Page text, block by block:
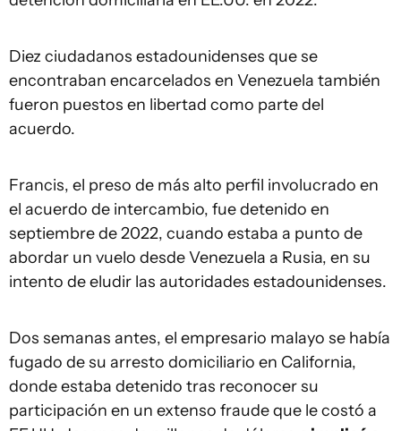
Diez ciudadanos estadounidenses que se
encontraban encarcelados en Venezuela también
fueron puestos en libertad como parte del
acuerdo.
Francis, el preso de más alto perfil involucrado en
el acuerdo de intercambio, fue detenido en
septiembre de 2022, cuando estaba a punto de
abordar un vuelo desde Venezuela a Rusia, en su
intento de eludir las autoridades estadounidenses.
Dos semanas antes, el empresario malayo se había
fugado de su arresto domiciliario en California,
donde estaba detenido tras reconocer su
participación en un extenso fraude que le costó a